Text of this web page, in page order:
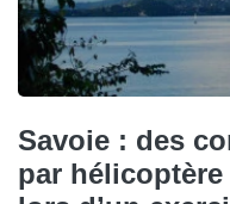
Savoie : des
par